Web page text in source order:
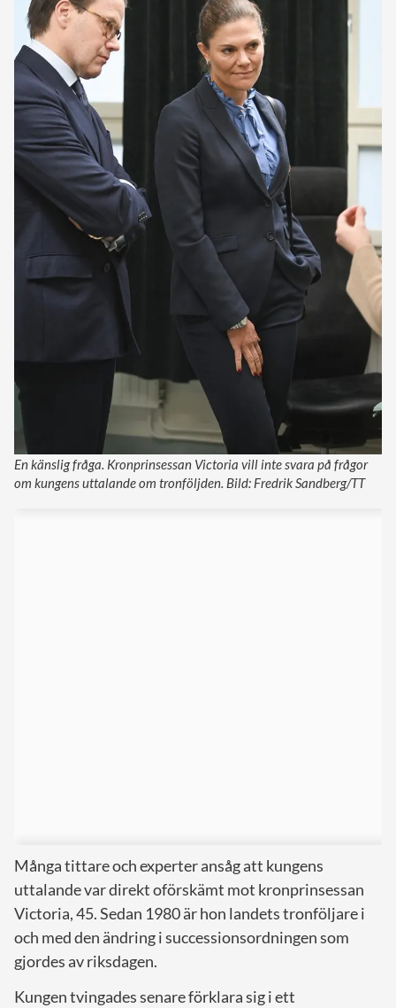
En känslig fråga. Kronprinsessan Victoria vill inte svara på frågor
om kungens uttalande om tronföljden. Bild: Fredrik Sandberg/TT
Många tittare och experter ansåg att kungens
uttalande var direkt oförskämt mot kronprinsessan
Victoria, 45. Sedan 1980 är hon landets tronföljare i
och med den ändring i successionsordningen som
gjordes av riksdagen.
Kungen tvingades senare förklara sig i ett